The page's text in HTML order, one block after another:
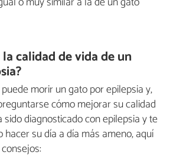
calidad de vida de un
morir un gato por epilepsia y,
cómo mejorar su calidad
sido diagnosticado con epilepsia y te
su día a día más ameno, aquí